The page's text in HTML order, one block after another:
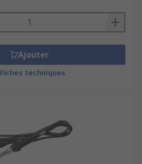
Ajouter
Fiches techniques